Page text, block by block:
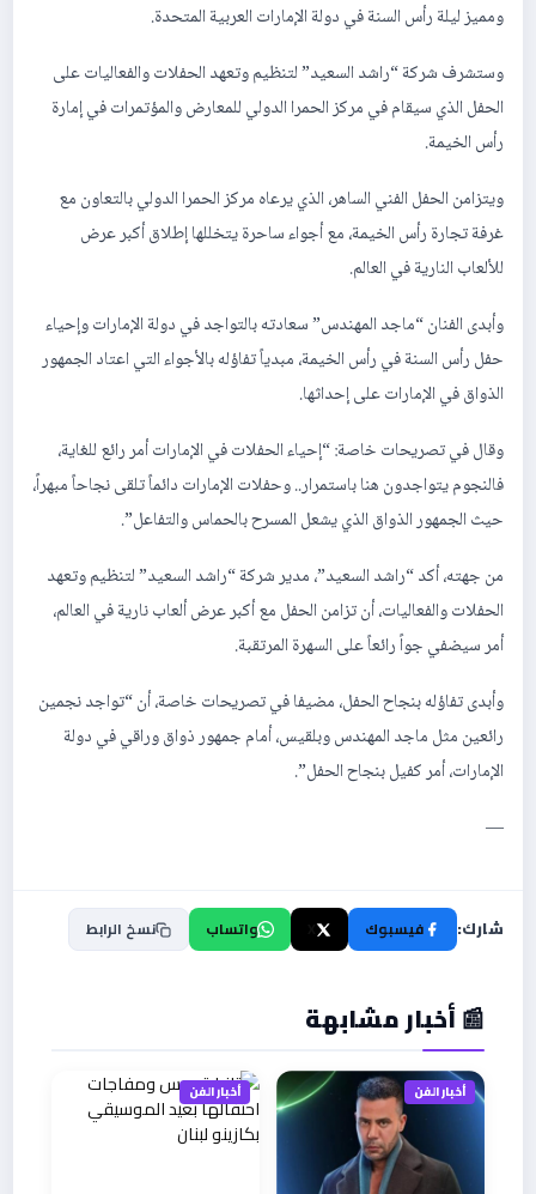
ومميز ليلة رأس السنة في دولة الإمارات العربية المتحدة.
وستشرف شركة “راشد السعيد” لتنظيم وتعهد الحفلات والفعاليات على
الحفل الذي سيقام في مركز الحمرا الدولي للمعارض والمؤتمرات في إمارة
رأس الخيمة.
ويتزامن الحفل الفني الساهر، الذي يرعاه مركز الحمرا الدولي بالتعاون مع
غرفة تجارة رأس الخيمة، مع أجواء ساحرة يتخللها إطلاق أكبر عرض
للألعاب النارية في العالم.
وأبدى الفنان “ماجد المهندس” سعادته بالتواجد في دولة الإمارات وإحياء
حفل رأس السنة في رأس الخيمة، مبدياً تفاؤله بالأجواء التي اعتاد الجمهور
الذواق في الإمارات على إحداثها.
وقال في تصريحات خاصة: “إحياء الحفلات في الإمارات أمر رائع للغاية،
فالنجوم يتواجدون هنا باستمرار.. وحفلات الإمارات دائماً تلقى نجاحاً مبهراً،
حيث الجمهور الذواق الذي يشعل المسرح بالحماس والتفاعل”.
من جهته، أكد “راشد السعيد”، مدير شركة “راشد السعيد” لتنظيم وتعهد
الحفلات والفعاليات، أن تزامن الحفل مع أكبر عرض ألعاب نارية في العالم،
أمر سيضفي جواً رائعاً على السهرة المرتقبة.
وأبدى تفاؤله بنجاح الحفل، مضيفا في تصريحات خاصة، أن “تواجد نجمين
رائعين مثل ماجد المهندس وبلقيس، أمام جمهور ذواق وراقي في دولة
الإمارات، أمر كفيل بنجاح الحفل”.
—
شارك: فيسبوك واتساب نسخ الرابط
📰 أخبار مشابهة
أخبار الفن أخبار الفن